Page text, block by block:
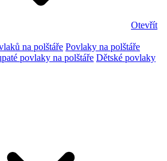
Otevřít
na polštáře Povlaky na polštáře
povlaky na polštáře Dětské povlaky